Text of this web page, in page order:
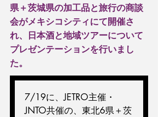
県＋茨城県の加工品と旅行の商談
会がメキシコシティにて開催さ
れ、日本酒と地域ツアーについて
プレゼンテーションを行いまし
た。
7/19に、JETRO主催・
JNTO共催の、東北6県＋茨